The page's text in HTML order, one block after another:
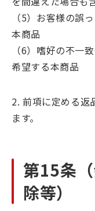
（5）お客様の誤
本商品
（6）嗜好の不一
希望する本商品
2. 前項に定める返
ます。
第15条
除等）